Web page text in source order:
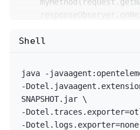
java -
-
SNAPSHOT.jar \
-
-
Shell